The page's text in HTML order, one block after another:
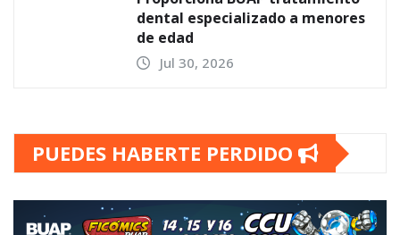
dental especializado a menores
de edad
Jul 30, 2026
PUEDES HABERTE PERDIDO